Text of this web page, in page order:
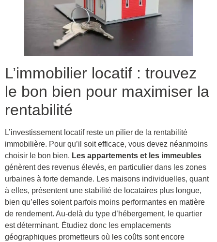
L’immobilier locatif : trouvez
le bon bien pour maximiser la
rentabilité
L’investissement locatif reste un pilier de la rentabilité
immobilière. Pour qu’il soit efficace, vous devez néanmoins
choisir le bon bien. Les appartements et les immeubles
génèrent des revenus élevés, en particulier dans les zones
urbaines à forte demande. Les maisons individuelles, quant
à elles, présentent une stabilité de locataires plus longue,
bien qu’elles soient parfois moins performantes en matière
de rendement. Au-delà du type d’hébergement, le quartier
est déterminant. Étudiez donc les emplacements
géographiques prometteurs où les coûts sont encore